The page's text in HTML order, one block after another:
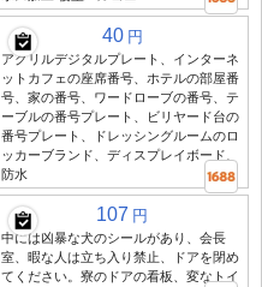
40 円
アクリルデジタルプレート、インターネ
ットカフェの座席番号、ホテルの部屋番
号、家の番号、ワードローブの番号、テ
ーブルの番号プレート、ビリヤード台の
番号プレート、ドレッシングルームのロ
ッカーブランド、ディスプレイボード、
防水
107 円
中には凶暴な犬のシールがあり、会長
室、暇な人は立ち入り禁止、ドアを閉め
てください。寮のドアの看板、変なトイ